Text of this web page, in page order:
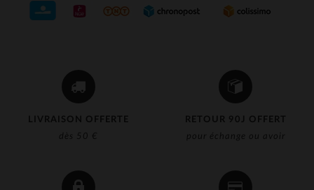
LIVRAISON OFFERTE
dès 50 €
RETOUR 90J OFFERT
pour échange ou avoir